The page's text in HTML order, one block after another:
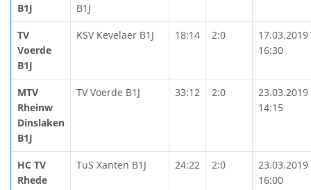
B1J
B1J
TV
Voerde
B1J
KSV Kevelaer B1J 18:14 2:0
17.03.2019
16:30
MTV
Rheinw
Dinslaken
B1J
TV Voerde B1J 33:12 2:0
23.03.2019
14:15
HC TV
Rhede
TuS Xanten B1J 24:22 2:0
23.03.2019
16:00